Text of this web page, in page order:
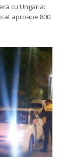
cu Ungaria:
aproape 800